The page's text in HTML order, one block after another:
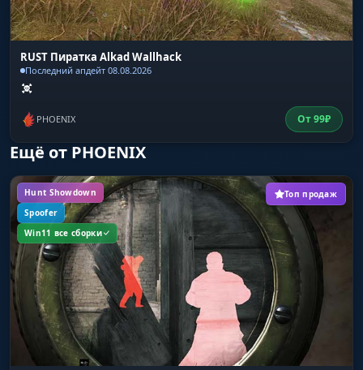
RUST Пиратка Alkad Wallhack
Последний апдейт 08.08.2026
PHOENIX От99₽
Ещё от PHOENIX
Hunt Showdown
Spoofer
Win11 все сборки
Топ продаж